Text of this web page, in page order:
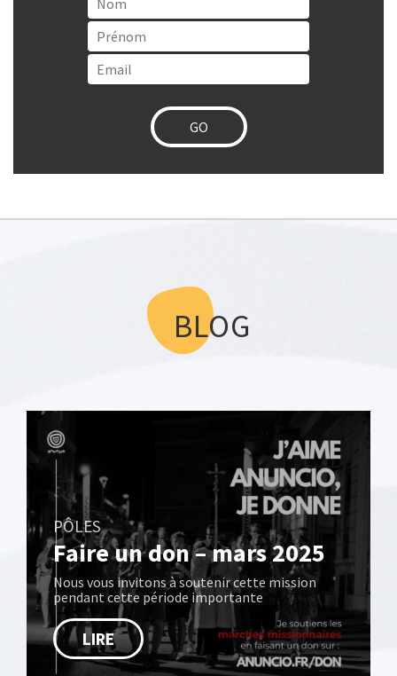
BLOG
PÔLES
Faire un don – mars 2025
Nous vous invitons à soutenir cette mission
pendant cette période importante
LIRE